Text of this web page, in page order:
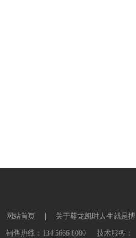
网站首页 关于尊龙凯时人生就是搏
销售热线：134 5666 8080 技术服务：